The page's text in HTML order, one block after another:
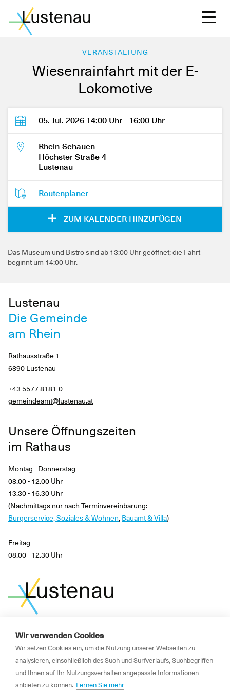
Wir verwenden Cookies
Wir setzen Cookies ein, um die Nutzung unserer Webseiten zu
analysieren, einschließlich des Such und Surfverlaufs, Suchbegriffen
und Ihnen auf Ihr Nutzungsverhalten angepasste Informationen
anbieten zu können. Lernen Sie mehr
VERANSTALTUNG
Wiesenrainfahrt mit der E-
Lokomotive
05. Jul. 2026 14:00 Uhr - 16:00 Uhr
Rhein-Schauen
Höchster Straße 4
Lustenau
Routenplaner
ZUM KALENDER HINZUFÜGEN
Das Museum und Bistro sind ab 13:00 Uhr geöffnet; die Fahrt
beginnt um 14:00 Uhr.
Lustenau
Die Gemeinde
am Rhein
Rathausstraße 1
6890 Lustenau
+43 5577 8181-0
gemeindeamt@lustenau.at
Unsere Öffnungszeiten
im Rathaus
Montag - Donnerstag
08.00 - 12.00 Uhr
13.30 - 16.30 Uhr
(Nachmittags nur nach Terminvereinbarung:
Bürgerservice, Soziales & Wohnen, Bauamt & Villa)
Freitag
08.00 - 12.30 Uhr
News
Newsletter
Impressum